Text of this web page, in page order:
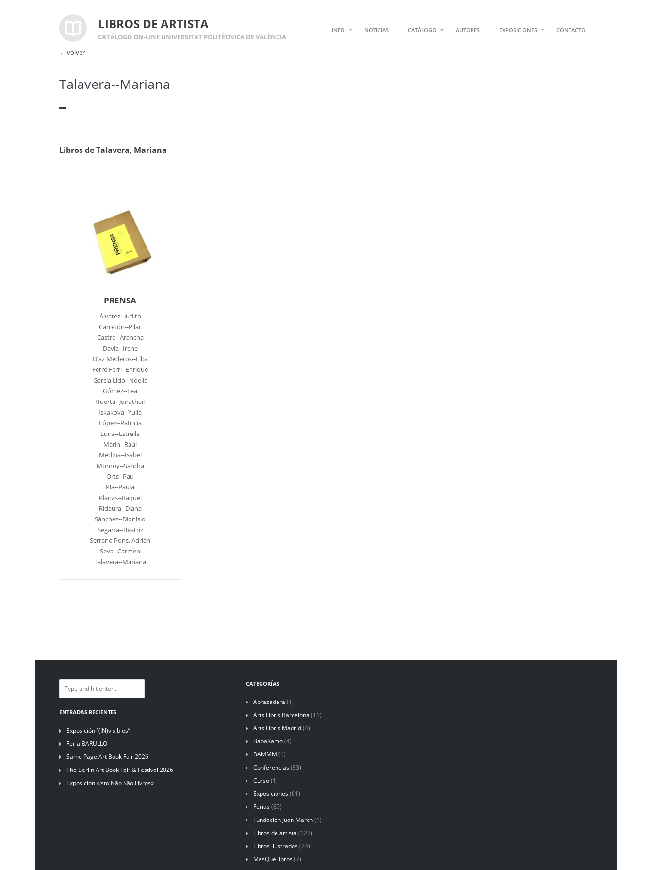
LIBROS DE ARTISTA
CATÁLOGO ON-LINE UNIVERSITAT POLITÈCNICA DE VALÈNCIA
INFO NOTICIAS CATÁLOGO AUTORES EXPOSICIONES CONTACTO
← volver
Talavera--Mariana
Libros de Talavera, Mariana
PRENSA
Álvarez--Judith
Carretón--Pilar
Castro--Arancha
Davia--Irene
Díaz Mederos--Elba
Ferré Ferri--Enrique
García Lidó--Noelia
Gómez--Lea
Huerta--Jonathan
Iskakova--Yulia
López--Patricia
Luna--Estrella
Marín--Raúl
Medina--Isabel
Monroy--Sandra
Orts--Pau
Pla--Paula
Planas--Raquel
Ridaura--Diana
Sánchez--Dionisio
Segarra--Beatriz
Serrano Pons, Adrián
Seva--Carmen
Talavera--Mariana
ENTRADAS RECIENTES
Exposición “(IN)visibles”
Feria BARULLO
Same Page Art Book Fair 2026
The Berlin Art Book Fair & Festival 2026
Exposición «Isto Não São Livros»
CATEGORÍAS
Abrazadera (1)
Arts Libris Barcelona (11)
Arts Libris Madrid(4)
BabaKamo(4)
BAMMM (1)
Conferencias (33)
Curso(1)
Exposiciones (61)
Ferias (89)
Fundación Juan March(1)
Libros de artista (122)
Libros ilustrados (24)
MasQueLibros (7)